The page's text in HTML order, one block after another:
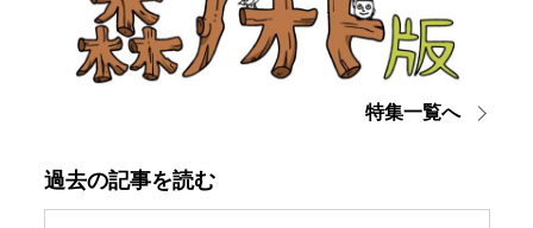
特集一覧へ
過去の記事を読む